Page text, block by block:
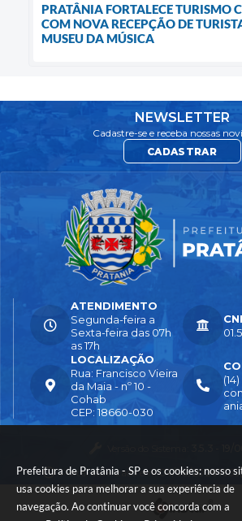
Prefeitura de Pratânia - SP e os cookies: nosso
usa cookies para melhorar a sua experiência de
navegação. Ao continuar você concorda com a
PRATÂNIA FORTALECE TURISMO
COM NOVA RECEPÇÃO DE
MUSEU DA MÚSICA
NEWSLETTER
Cadastre-se e receba nossas
CADASTRAR
LOCALIZAÇÃO
Rua: Francisco Vieira
da Maia - nº 10 -
Cohab
CEP: 18660-030
ATENDIMENTO
Segunda-feira a
Sexta-feira das 07h
as 17h
Portal atualizado em:04/08/2026 16:55